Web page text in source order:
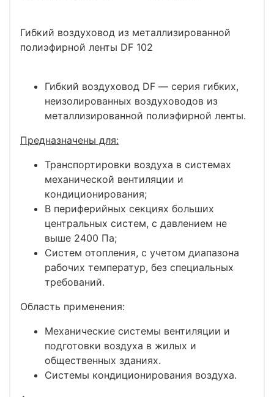
Гибкий воздуховод из металлизированной
полиэфирной ленты DF 102
Гибкий воздуховод DF — cерия гибких,
неизолированных воздуховодов из
металлизированной полиэфирной ленты.
Предназначены для:
Транспортировки воздуха в системах
механической вентиляции и
кондиционирования;
В периферийных секциях больших
центральных систем, с давлением не
выше 2400 Па;
Систем отопления, с учетом диапазона
рабочих температур, без специальных
требований.
Область применения:
Механические системы вентиляции и
подготовки воздуха в жилых и
общественных зданиях.
Системы кондиционирования воздуха.